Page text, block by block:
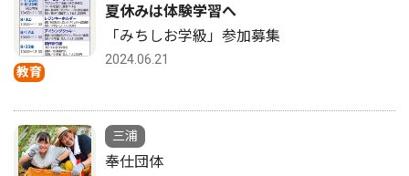
教育
夏休みは体験学習へ
「みちしお学級」参加募集
2024.06.21
三浦
奉仕団体